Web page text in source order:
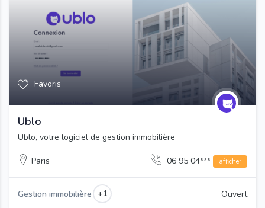
Favoris
Ublo
Ublo, votre logiciel de gestion immobilière
Paris 06 95 04*** afficher
Gestion immobilière +1 Ouvert